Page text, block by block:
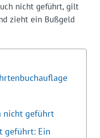
nicht geführt, gilt
zieht ein Bußgeld
nicht geführt
geführt: Ein